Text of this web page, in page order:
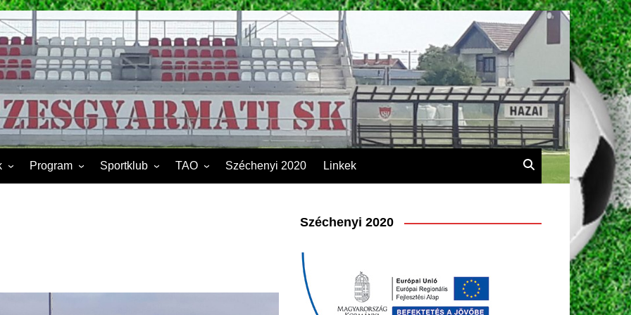
Program Sportklub TAO Széchenyi 2020 Linkek
Széchenyi 2020